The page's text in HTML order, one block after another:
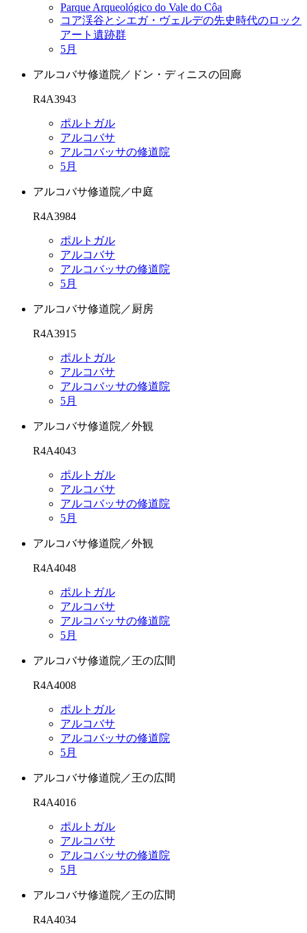
Parque Arqueológico do Vale do Côa
コア渓谷とシエガ・ヴェルデの先史時代のロック
アート遺跡群
5月
アルコバサ修道院／ドン・ディニスの回廊
R4A3943
ポルトガル
アルコバサ
アルコバッサの修道院
5月
アルコバサ修道院／中庭
R4A3984
ポルトガル
アルコバサ
アルコバッサの修道院
5月
アルコバサ修道院／厨房
R4A3915
ポルトガル
アルコバサ
アルコバッサの修道院
5月
アルコバサ修道院／外観
R4A4043
ポルトガル
アルコバサ
アルコバッサの修道院
5月
アルコバサ修道院／外観
R4A4048
ポルトガル
アルコバサ
アルコバッサの修道院
5月
アルコバサ修道院／王の広間
R4A4008
ポルトガル
アルコバサ
アルコバッサの修道院
5月
アルコバサ修道院／王の広間
R4A4016
ポルトガル
アルコバサ
アルコバッサの修道院
5月
アルコバサ修道院／王の広間
R4A4034